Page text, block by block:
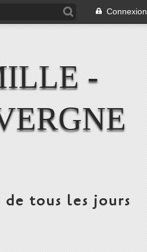
Connexion
-
de tous les jours